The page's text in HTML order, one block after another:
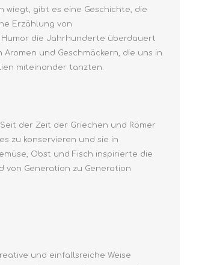
wiegt, gibt es eine Geschichte, die
Erzählung von
Humor die Jahrhunderte überdauert
und Geschmäckern, die uns in
miteinander tanzten.
der Zeit der Griechen und Römer
zu konservieren und sie in
Obst und Fisch inspirierte die
von Generation zu Generation
und einfallsreiche Weise